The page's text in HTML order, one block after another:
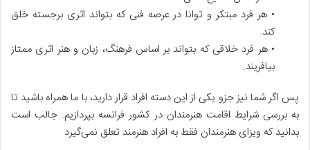
• هر فرد مبتکر و توانا در عرصه فنی که بتواند اثری برجسته خلق
کند.
• هر فرد خلاقی که بتواند بر اساس فرهنگ، زبان و هنر اثری ممتاز
بیافریند.
پس اگر شما نیز جزو یکی از این دسته افراد قرار دارید، با ما همراه باشید تا
به بررسی شرایط اقامت هنرمندان در کشور فرانسه بپردازیم. جالب است
بدانید که ویزای هنرمندان فقط به افراد هنرمند تعلق نمی‌گیرد